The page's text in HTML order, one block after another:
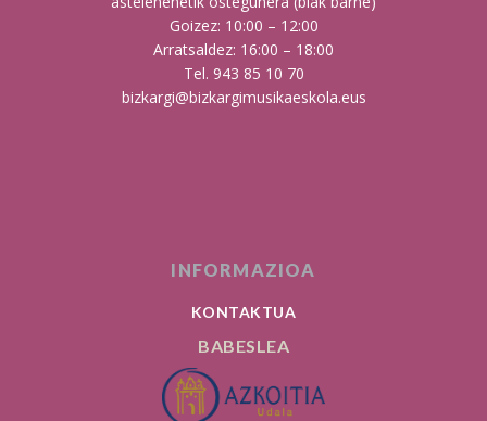
Goizez: 10:00 – 12:00
Arratsaldez: 16:00 – 18:00
Tel. 943 85 10 70
bizkargi@bizkargimusikaeskola.eus
INFORMAZIOA
KONTAKTUA
BABESLEA